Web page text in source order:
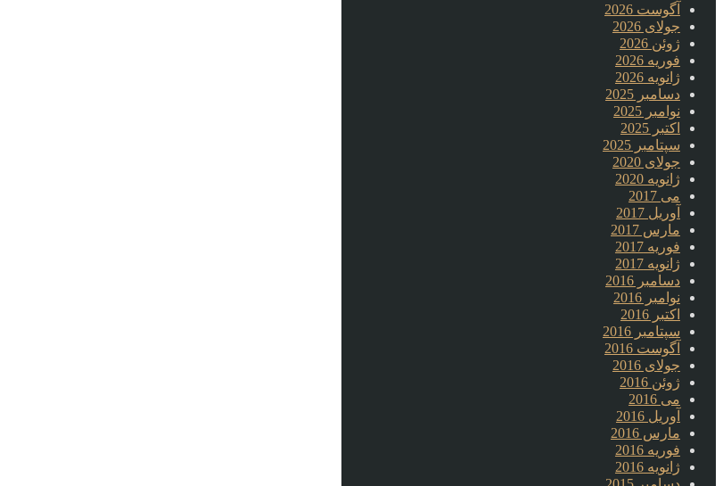
آگوست 2026
جولای 2026
ژوئن 2026
فوریه 2026
ژانویه 2026
دسامبر 2025
نوامبر 2025
اکتبر 2025
سپتامبر 2025
جولای 2020
ژانویه 2020
می 2017
آوریل 2017
مارس 2017
فوریه 2017
ژانویه 2017
دسامبر 2016
نوامبر 2016
اکتبر 2016
سپتامبر 2016
آگوست 2016
جولای 2016
ژوئن 2016
می 2016
آوریل 2016
مارس 2016
فوریه 2016
ژانویه 2016